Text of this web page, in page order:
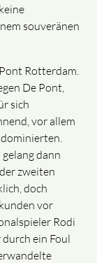
souveränen
Rotterdam.
De Pont,
sich
vor allem
dann
zweiten
doch
vor
Rodi
ein Foul